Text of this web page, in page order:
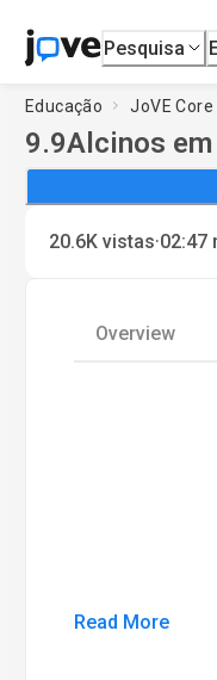
Pesquisa
Educação JoVE Core
9.9Alcinos
20.6K vistas·02:47
Overview
Read More